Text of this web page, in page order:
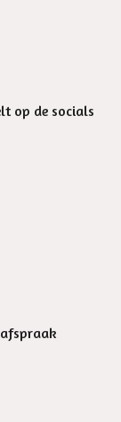
op de socials